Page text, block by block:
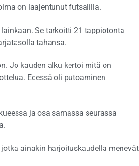
on laajentunut futsalilla.
Se tarkoitti 21 tappiotonta
tahansa.
Jo kauden alku kertoi mitä on
Edessä oli putoaminen
ja osa samassa seurassa
ainakin harjoituskaudella menevät